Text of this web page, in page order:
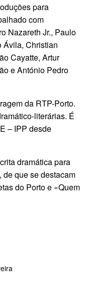
para
com
Nazareth Jr., Paulo
Ávila, Christian
Cayatte, Artur
e António Pedro
da RTP-Porto.
literárias. É
– IPP desde
dramática para
que se destacam
do Porto e «Quem